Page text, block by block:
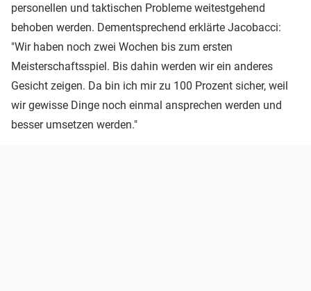
personellen und taktischen Probleme weitestgehend
behoben werden. Dementsprechend erklärte Jacobacci:
"Wir haben noch zwei Wochen bis zum ersten
Meisterschaftsspiel. Bis dahin werden wir ein anderes
Gesicht zeigen. Da bin ich mir zu 100 Prozent sicher, weil
wir gewisse Dinge noch einmal ansprechen werden und
besser umsetzen werden."